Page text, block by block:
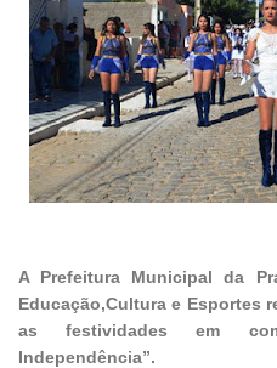
A Prefeitura Municipal da
Educação,Cultura e Esportes
as festividades em
Independência”.